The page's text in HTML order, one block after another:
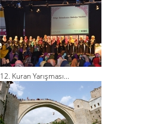
12. Kuran Yarışması...